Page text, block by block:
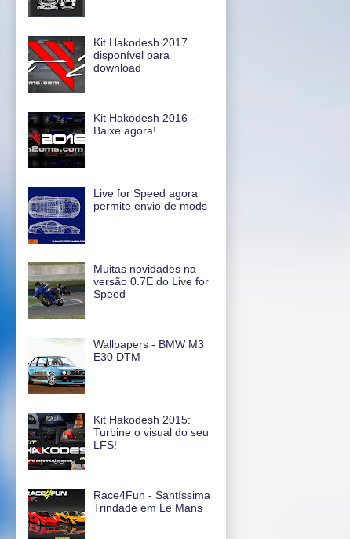
Kit Hakodesh 2017
disponível para
download
Kit Hakodesh 2016 -
Baixe agora!
Live for Speed agora
permite envio de mods
Muitas novidades na
versão 0.7E do Live for
Speed
Wallpapers - BMW M3
E30 DTM
Kit Hakodesh 2015:
Turbine o visual do seu
LFS!
Race4Fun - Santíssima
Trindade em Le Mans